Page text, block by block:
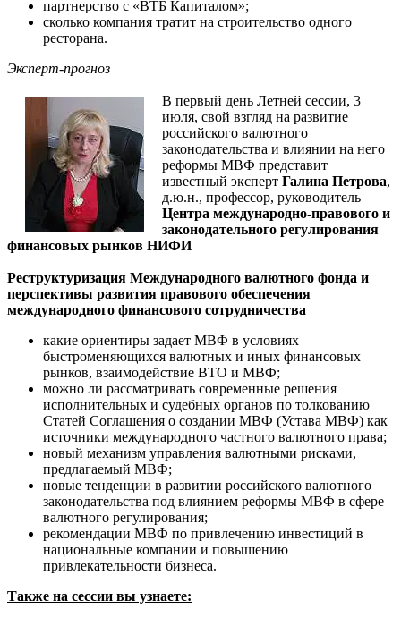
партнерство с «ВТБ Капиталом»;
сколько компания тратит на строительство одного
ресторана.
Эксперт-прогноз
В первый день Летней сессии, 3
июля, свой взгляд на развитие
российского валютного
законодательства и влиянии на него
реформы МВФ представит
известный эксперт Галина Петрова,
д.ю.н., профессор, руководитель
Центра международно-правового и
законодательного регулирования
финансовых рынков НИФИ
Реструктуризация Международного валютного фонда и
перспективы развития правового обеспечения
международного финансового сотрудничества
какие ориентиры задает МВФ в условиях
быстроменяющихся валютных и иных финансовых
рынков, взаимодействие ВТО и МВФ;
можно ли рассматривать современные решения
исполнительных и судебных органов по толкованию
Статей Соглашения о создании МВФ (Устава МВФ) как
источники международного частного валютного права;
новый механизм управления валютными рисками,
предлагаемый МВФ;
новые тенденции в развитии российского валютного
законодательства под влиянием реформы МВФ в сфере
валютного регулирования;
рекомендации МВФ по привлечению инвестиций в
национальные компании и повышению
привлекательности бизнеса.
Также на сессии вы узнаете: